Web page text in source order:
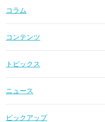
コラム
コンテンツ
トピックス
ニュース
ピックアップ